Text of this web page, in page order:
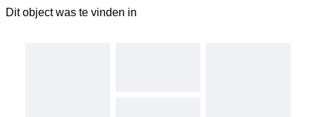
Dit object was te vinden in